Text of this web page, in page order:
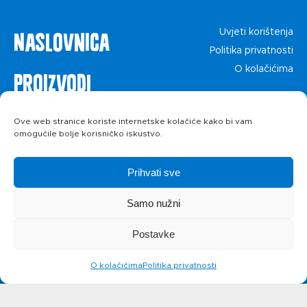
Ove web stranice koriste internetske kolačiće kako bi vam
omogućile bolje korisničko iskustvo.
Prihvati sve
Samo nužni
Postavke
O kolačićimaPolitika privatnosti
Naslovnica
Proizvodi
Recepti
Priča o ABC
Uvjeti korištenja
Politika privatnosti
O kolačićima